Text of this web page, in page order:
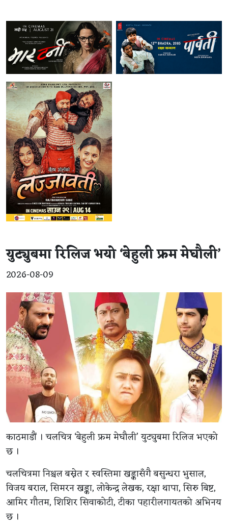
युट्युबमा रिलिज भयो ‘बेहुली फ्रम मेघौली’
2026-08-09
काठमाडौं । चलचित्र ‘बेहुली फ्रम मेघौली’ युट्युबमा रिलिज भएको
छ ।
चलचित्रमा निश्चल बस्नेत र स्वस्तिमा खड्कासँगै बसुन्धरा भुसाल,
विजय बराल, सिमरन खड्का, लोकेन्द्र लेखक, रक्षा थापा, सिरु बिष्ट,
आमिर गौतम, शिशिर सिवाकोटी, टीका पहारीलगायतको अभिनय
छ ।